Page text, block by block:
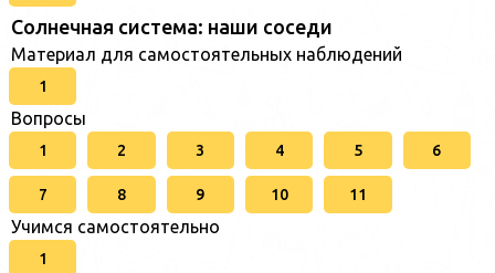
Солнечная система: наши соседи
Материал для самостоятельных наблюдений
1
Вопросы
1 2 3 4 5 6
7 8 9 10 11
Учимся самостоятельно
1